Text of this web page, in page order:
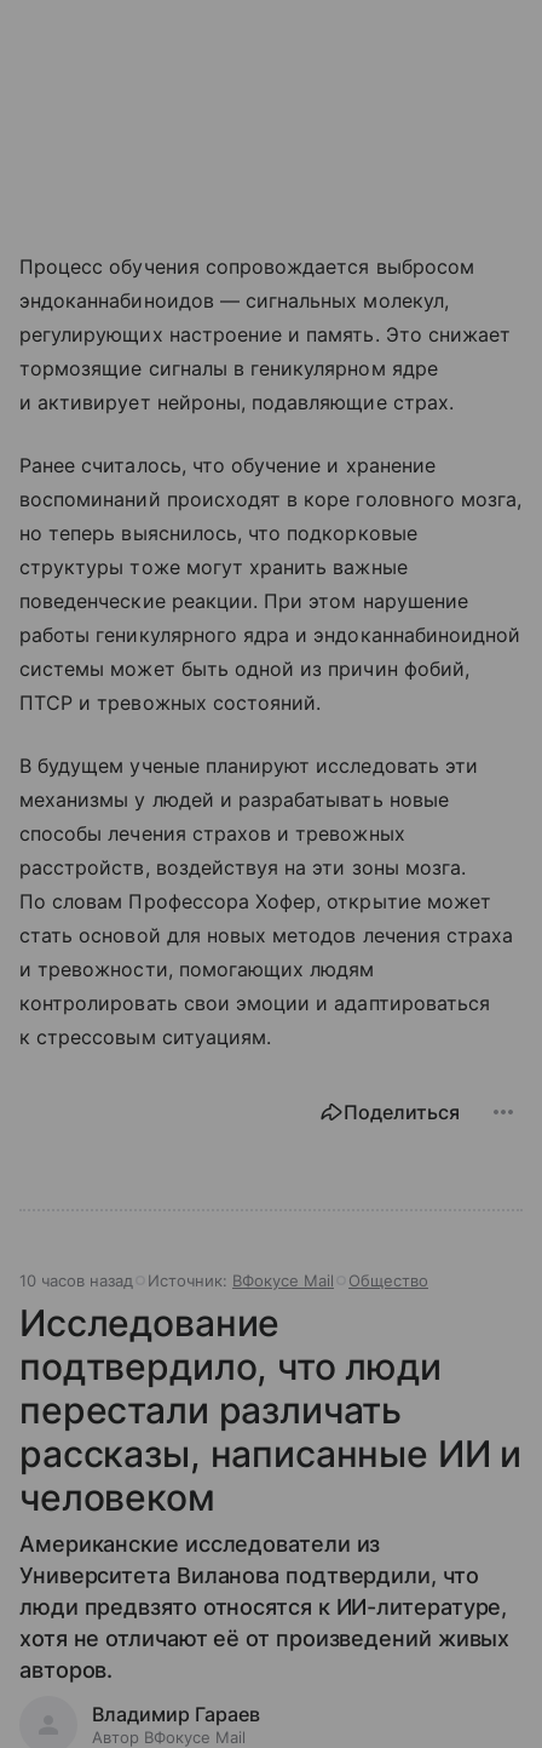
Процесс обучения сопровождается выбросом
эндоканнабиноидов — сигнальных молекул,
регулирующих настроение и память. Это снижает
тормозящие сигналы в геникулярном ядре
и активирует нейроны, подавляющие страх.
Ранее считалось, что обучение и хранение
воспоминаний происходят в коре головного мозга,
но теперь выяснилось, что подкорковые
структуры тоже могут хранить важные
поведенческие реакции. При этом нарушение
работы геникулярного ядра и эндоканнабиноидной
системы может быть одной из причин фобий,
ПТСР и тревожных состояний.
В будущем ученые планируют исследовать эти
механизмы у людей и разрабатывать новые
способы лечения страхов и тревожных
расстройств, воздействуя на эти зоны мозга.
По словам Профессора Хофер, открытие может
стать основой для новых методов лечения страха
и тревожности, помогающих людям
контролировать свои эмоции и адаптироваться
к стрессовым ситуациям.
Поделиться
10 часов назад Источник: ВФокусе Mail Общество
Исследование
подтвердило, что люди
перестали различать
рассказы, написанные ИИ и
человеком
Американские исследователи из
Университета Виланова подтвердили, что
люди предвзято относятся к ИИ-литературе,
хотя не отличают её от произведений живых
авторов.
Владимир Гараев
Автор ВФокусе Mail